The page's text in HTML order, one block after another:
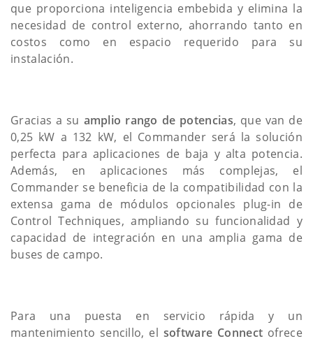
que proporciona inteligencia embebida y elimina la
necesidad de control externo, ahorrando tanto en
costos como en espacio requerido para su
instalación.
Gracias a su amplio rango de potencias, que van de
0,25 kW a 132 kW, el Commander será la solución
perfecta para aplicaciones de baja y alta potencia.
Además, en aplicaciones más complejas, el
Commander se beneficia de la compatibilidad con la
extensa gama de módulos opcionales plug-in de
Control Techniques, ampliando su funcionalidad y
capacidad de integración en una amplia gama de
buses de campo.
Para una puesta en servicio rápida y un
mantenimiento sencillo, el software Connect ofrece